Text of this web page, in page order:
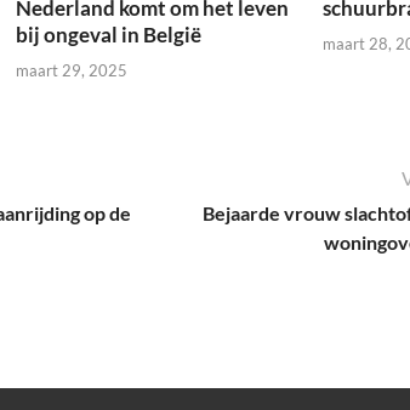
Nederland komt om het leven
bij ongeval in België
maart 29, 2025
maart 28,
op de
Bejaarde vrouw